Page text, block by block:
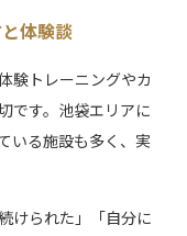
体験談
験トレーニングやカ
です。池袋エリアに
いる施設も多く、実
けられた」「自分に